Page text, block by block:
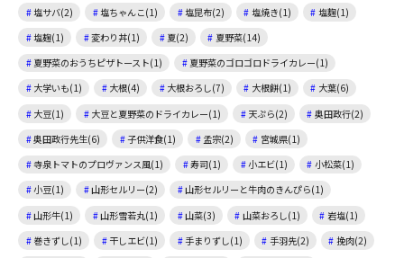
塩サバ(2)
塩ちゃんこ(1) 塩昆布(2) 塩焼き(1)
塩麴(1)
塩麹(1)
変わり丼(1) 夏(2)
夏野菜(14)
夏野菜のおうちピザトースト(1)
夏野菜のゴロゴロドライカレー(1)
大学いも(1)
大根(4) 大根おろし(7) 大根餅(1)
大葉(6)
大豆(1)
大豆と夏野菜のドライカレー(1) 天ぷら(2)
奥田政行(2)
奥田政行先生(6)
子供洋食(1) 孟宗(2)
宮城県(1)
寺泉トマトのプロヴァンス風(1)
寿司(1) 小エビ(1)
小松菜(1)
小豆(1)
山形セルリー(2)
山形セルリーと牛肉のきんぴら(1)
山形牛(1)
山形雪若丸(1) 山菜(3) 山菜おろし(1)
岩塩(1)
巻きずし(1)
干しエビ(1) 手まりずし(1) 手羽先(2)
挽肉(2)